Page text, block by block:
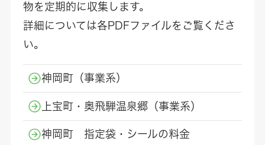
物を定期的に収集します。
詳細については各PDFファイルをご覧くださ
い。
神岡町（事業系）
上宝町・奥飛騨温泉郷（事業系）
神岡町 指定袋・シールの料金